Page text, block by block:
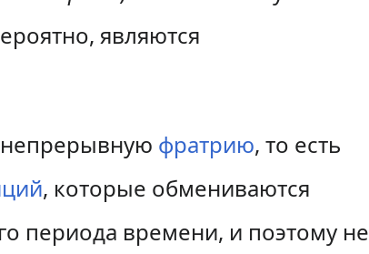
являются
непрерывную фратрию, то есть
, которые обмениваются
периода времени, и поэтому не